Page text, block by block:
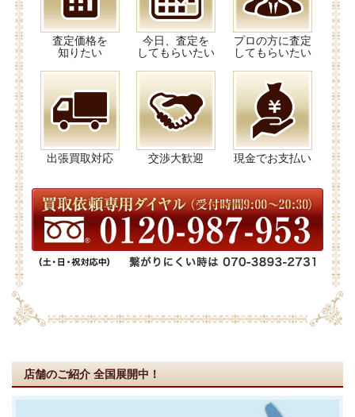
査定価格を
知りたい
今日、査定を
してもらいたい
プロの方に査定
してもらいたい
出張買取対応 交渉大歓迎 現金でお支払い
店舗のご紹介 全国展開中！